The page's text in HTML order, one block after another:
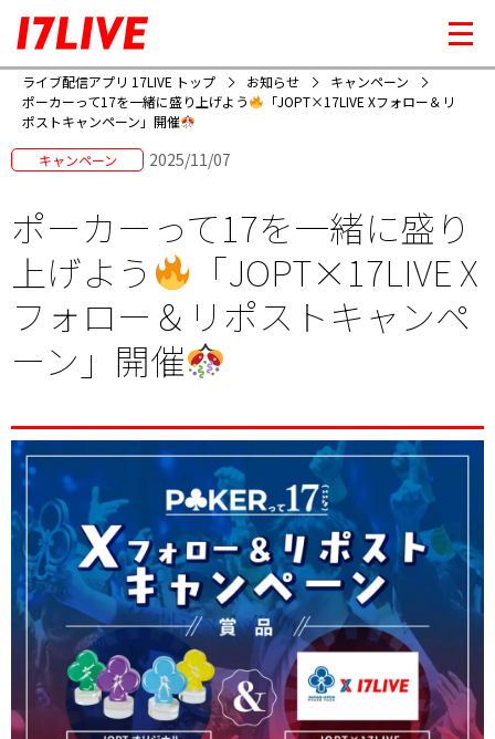
ライブ配信アプリ 17LIVE トップ お知らせ
キャンペーン
ポーカーって17を一緒に盛り上げよう
「JOPT×17LIVE Xフォロー＆リ
ポストキャンペーン」開催
キャンペーン 2025/11/07
ポーカーって17を一緒に盛り
上げよう
「JOPT×17LIVE X
フォロー＆リポストキャンペ
ーン」開催